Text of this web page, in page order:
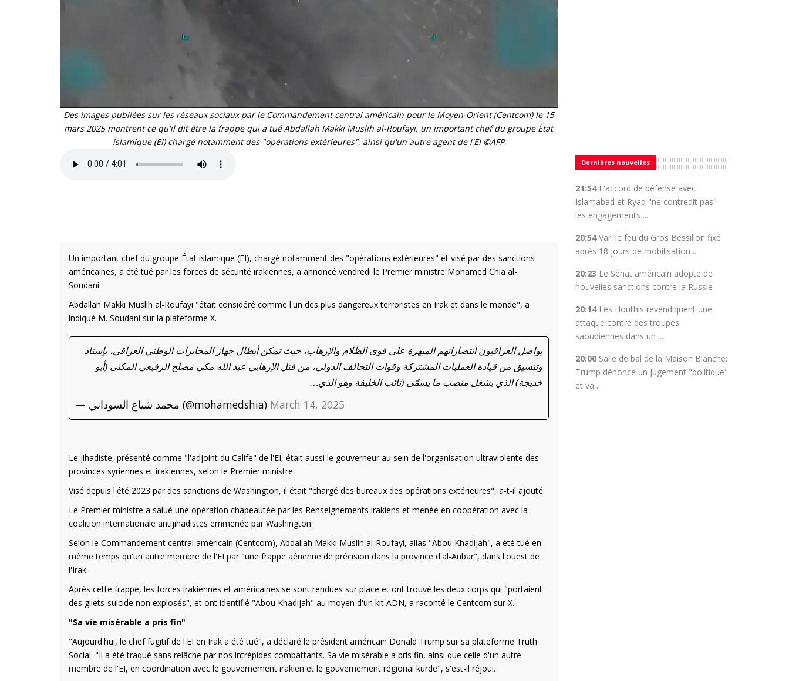
Des images publiées sur les réseaux sociaux par le Commandement central américain pour le Moyen-Orient (Centcom) le 15
mars 2025 montrent ce qu'il dit être la frappe qui a tué Abdallah Makki Muslih al-Roufayi, un important chef du groupe État
islamique (EI) chargé notamment des "opérations extérieures", ainsi qu'un autre agent de l'EI ©AFP
Un important chef du groupe État islamique (EI), chargé notamment des "opérations extérieures" et visé par des sanctions
américaines, a été tué par les forces de sécurité irakiennes, a annoncé vendredi le Premier ministre Mohamed Chia al-
Soudani.
Abdallah Makki Muslih al-Roufayi "était considéré comme l'un des plus dangereux terroristes en Irak et dans le monde", a
indiqué M. Soudani sur la plateforme X.
يواصل العراقيون انتصاراتهم المبهرة على قوى الظلام والإرهاب، حيث تمكن أبطال جهاز المخابرات الوطني العراقي، بإسناد
وتنسيق من قيادة العمليات المشتركة وقوات التحالف الدولي، من قتل الإرهابي عبد الله مكي مصلح الرفيعي المكنى (أبو
خديجة) الذي يشغل منصب ما يسمّى (نائب الخليفة وهو الذي…
— محمد شياع السوداني (@mohamedshia) March 14, 2025
Le jihadiste, présenté comme "l'adjoint du Calife" de l'EI, était aussi le gouverneur au sein de l'organisation ultraviolente des
provinces syriennes et irakiennes, selon le Premier ministre.
Visé depuis l'été 2023 par des sanctions de Washington, il était "chargé des bureaux des opérations extérieures", a-t-il ajouté.
Le Premier ministre a salué une opération chapeautée par les Renseignements irakiens et menée en coopération avec la
coalition internationale antijihadistes emmenée par Washington.
Selon le Commandement central américain (Centcom), Abdallah Makki Muslih al-Roufayi, alias "Abou Khadijah", a été tué en
même temps qu'un autre membre de l'EI par "une frappe aérienne de précision dans la province d'al-Anbar", dans l'ouest de
l'Irak.
Après cette frappe, les forces irakiennes et américaines se sont rendues sur place et ont trouvé les deux corps qui "portaient
des gilets-suicide non explosés", et ont identifié "Abou Khadijah" au moyen d'un kit ADN, a raconté le Centcom sur X.
"Sa vie misérable a pris fin"
"Aujourd'hui, le chef fugitif de l'EI en Irak a été tué", a déclaré le président américain Donald Trump sur sa plateforme Truth
Social. "Il a été traqué sans relâche par nos intrépides combattants. Sa vie misérable a pris fin, ainsi que celle d'un autre
membre de l'EI, en coordination avec le gouvernement irakien et le gouvernement régional kurde", s'est-il réjoui.
Dernières nouvelles
21:54 L'accord de défense avec
Islamabad et Ryad "ne contredit pas"
les engagements ...
20:54 Var: le feu du Gros Bessillon fixé
après 18 jours de mobilisation ...
20:23 Le Sénat américain adopte de
nouvelles sanctions contre la Russie
20:14 Les Houthis revendiquent une
attaque contre des troupes
saoudiennes dans un ...
20:00 Salle de bal de la Maison Blanche:
Trump dénonce un jugement "politique"
et va ...